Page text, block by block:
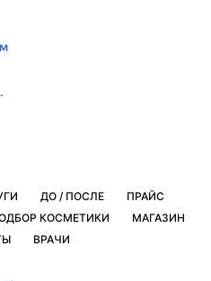
ДО / ПОСЛЕ
ПРАЙС
КОСМЕТИКИ
МАГАЗИН
ВРАЧИ